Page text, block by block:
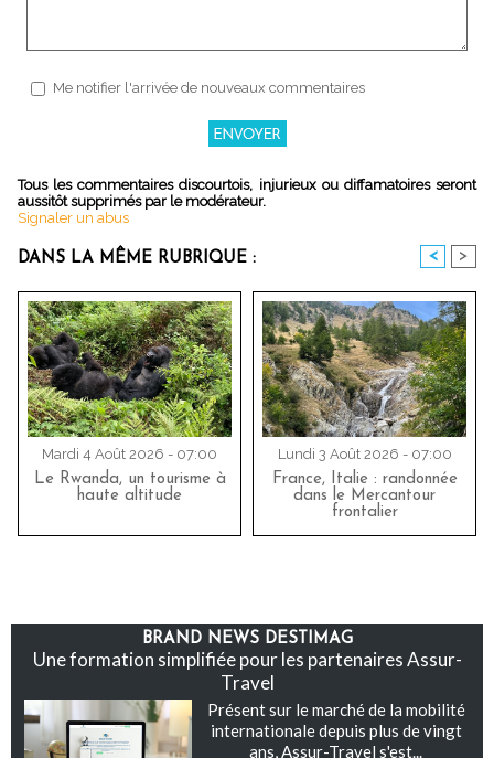
Me notifier l'arrivée de nouveaux commentaires
Tous les commentaires discourtois, injurieux ou diffamatoires seront
aussitôt supprimés par le modérateur.
Signaler un abus
DANS LA MÊME RUBRIQUE : < >
Mardi 4 Août 2026 - 07:00
Le Rwanda, un tourisme à
haute altitude
Lundi 3 Août 2026 - 07:00
France, Italie : randonnée
dans le Mercantour
frontalier
BRAND NEWS DESTIMAG
Une formation simplifiée pour les partenaires Assur-
Travel
Présent sur le marché de la mobilité
internationale depuis plus de vingt
ans, Assur-Travel s'est...